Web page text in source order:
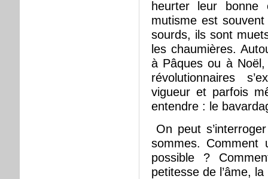
heurter leur bonne
mutisme est
sourds, ils sont
les chaumières.
à Pâques ou à
révolutionnaires
vigueur et parfois
entendre : le
On peut
sommes. Comment
possible ?
petitesse de l’âme,